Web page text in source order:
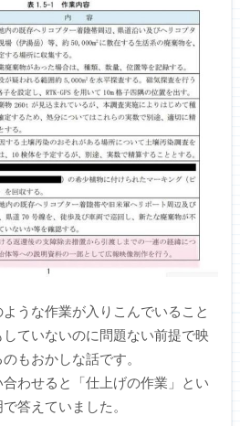
うな作業が入りこんでいること
ていないのに問題ない前提で映
もおかしな話です。
わせると「仕上げの作業」とい
答えていました。